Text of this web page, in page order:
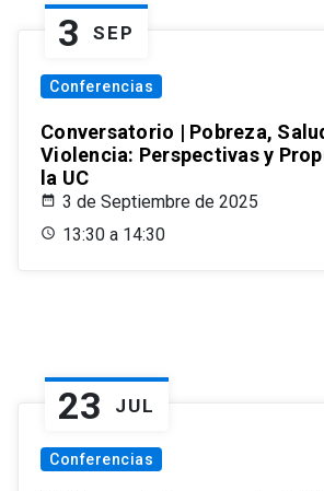
3 SEP
Conferencias
Conversatorio | Pobreza,
Violencia: Perspectivas y
la UC
3 de Septiembre de 2025
13:30 a 14:30
23 JUL
Conferencias